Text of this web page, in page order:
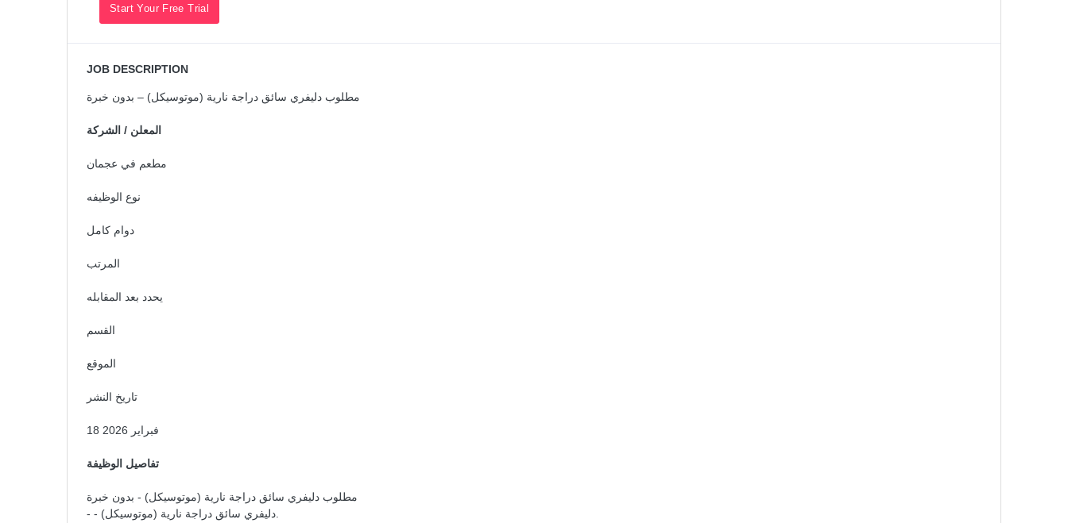
Start Your Free Trial
JOB DESCRIPTION
مطلوب دليفري سائق دراجة نارية (موتوسيكل) – بدون خبرة
المعلن / الشركة
مطعم في عجمان
نوع الوظيفه
دوام كامل
المرتب
يحدد بعد المقابله
القسم
الموقع
تاريخ النشر
18 فبراير 2026
تفاصيل الوظيفة
مطلوب دليفري سائق دراجة نارية (موتوسيكل) - بدون خبرة